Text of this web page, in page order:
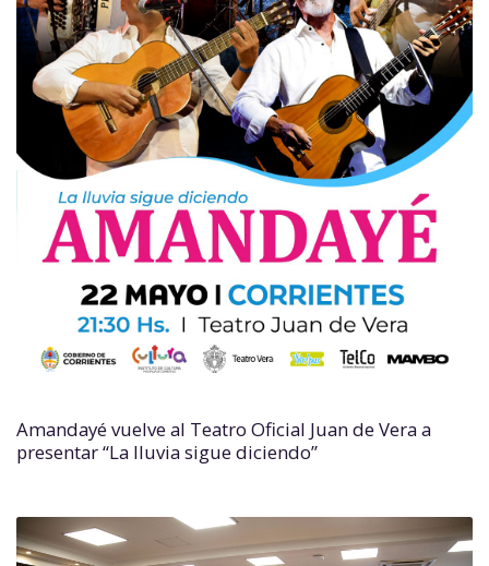
Amandayé vuelve al Teatro Oficial Juan de Vera a
presentar “La lluvia sigue diciendo”